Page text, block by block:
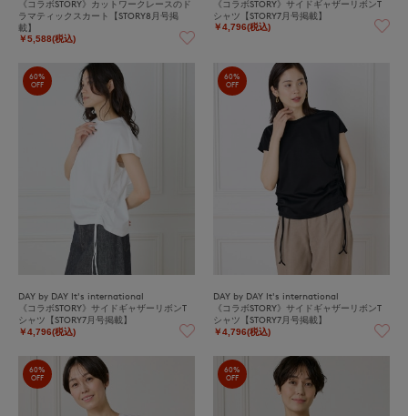
《コラボSTORY》カットワークレースのド
ラマティックスカート【STORY8月号掲
載】
￥5,588(税込)
《コラボSTORY》サイドギャザーリボンT
シャツ【STORY7月号掲載】
￥4,796(税込)
60%
OFF
DAY by DAY It's international
《コラボSTORY》サイドギャザーリボンT
シャツ【STORY7月号掲載】
￥4,796(税込)
60%
OFF
DAY by DAY It's international
《コラボSTORY》サイドギャザーリボンT
シャツ【STORY7月号掲載】
￥4,796(税込)
60%
OFF
60%
OFF